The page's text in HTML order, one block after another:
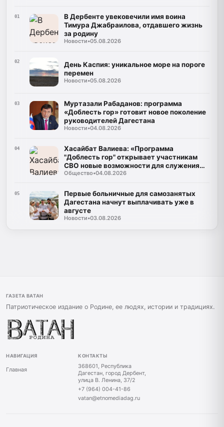
01
В Дербенте увековечили имя воина
Тимура Джабраилова, отдавшего жизнь
за родину
Новости•05.08.2026
02
День Каспия: уникальное море на пороге
перемен
Новости•05.08.2026
03
Муртазали Рабаданов: программа
«Доблесть гор» готовит новое поколение
руководителей Дагестана
Новости•04.08.2026
04
Хасайбат Валиева: «Программа
"Доблесть гор" открывает участникам
СВО новые возможности для служения
Дагестану»
Общество•04.08.2026
05
Первые больничные для самозанятых
Дагестана начнут выплачивать уже в
августе
Новости•03.08.2026
ГАЗЕТА ВАТАН
Патриотическое издание о Родине, ее людях, истории и традициях.
НАВИГАЦИЯ
Главная
КОНТАКТЫ
368601, Республика
Дагестан, город Дербент,
улица В. Ленина, 37/2
+7 (964) 004-41-86
vatan@etnomediadag.ru